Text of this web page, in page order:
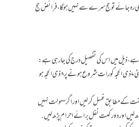
رہ جائے تو حج سرے سے نہیں ہوگا،فرائض حج
میں اس کی تفصیل درج کی جارہی ہے:
ایامِ حج ۸ ذی الحجہ سے شروع ہوتے ہیں، قیام منیٰ ۷ ذی الحجہ کو رات شروع ہونے پر ۸ ذی الحجہ ہو
کے مطابق غسل کرلیں اوراگر سہولت نہیں
لیں اور دو رکعت نفل برائے احرام پڑھ لیں.